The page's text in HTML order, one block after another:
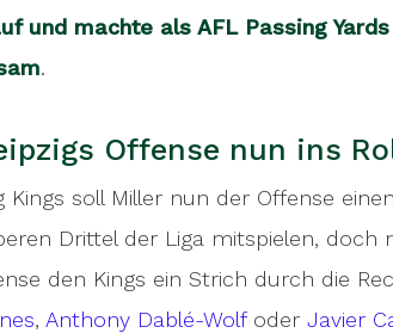
und machte als AFL Passing
.
Offense nun ins
Kings soll Miller nun der Offense
Drittel der Liga mitspielen,
den Kings ein Strich durch die
, Anthony Dablé-Wolfoder Javier